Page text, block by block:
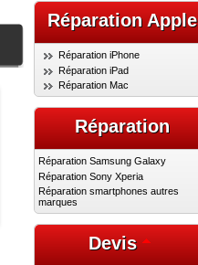
Réparation Apple
Réparation iPhone
Réparation iPad
Réparation Mac
Réparation
Réparation Samsung Galaxy
Réparation Sony Xperia
Réparation smartphones autres
marques
Devis